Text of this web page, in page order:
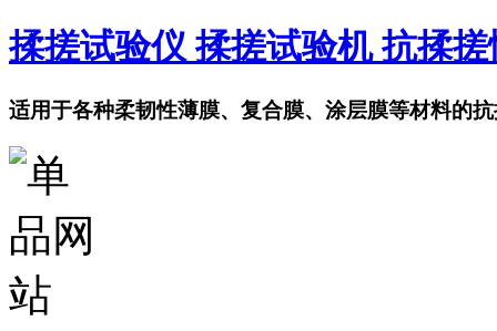
揉搓试验仪 揉搓试验机 抗揉
适用于各种柔韧性薄膜、复合膜、涂层膜等材料的